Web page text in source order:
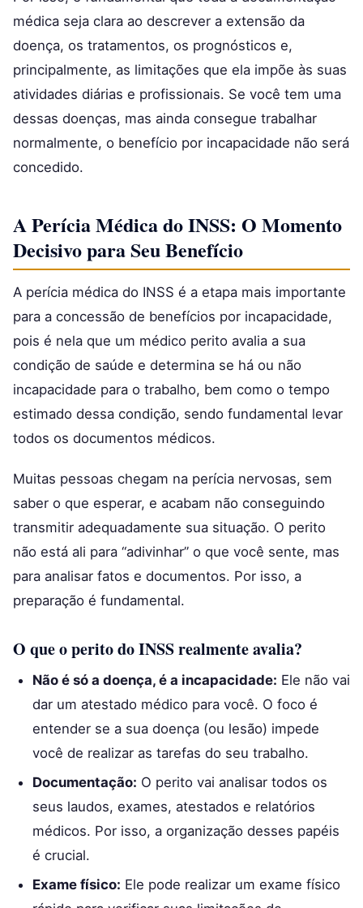
médica seja clara ao descrever a extensão da
doença, os tratamentos, os prognósticos e,
principalmente, as limitações que ela impõe às suas
atividades diárias e profissionais. Se você tem uma
dessas doenças, mas ainda consegue trabalhar
normalmente, o benefício por incapacidade não será
concedido.
A Perícia Médica do INSS: O Momento
Decisivo para Seu Benefício
A perícia médica do INSS é a etapa mais importante
para a concessão de benefícios por incapacidade,
pois é nela que um médico perito avalia a sua
condição de saúde e determina se há ou não
incapacidade para o trabalho, bem como o tempo
estimado dessa condição, sendo fundamental levar
todos os documentos médicos.
Muitas pessoas chegam na perícia nervosas, sem
saber o que esperar, e acabam não conseguindo
transmitir adequadamente sua situação. O perito
não está ali para “adivinhar” o que você sente, mas
para analisar fatos e documentos. Por isso, a
preparação é fundamental.
O que o perito do INSS realmente avalia?
Não é só a doença, é a incapacidade: Ele não vai
dar um atestado médico para você. O foco é
entender se a sua doença (ou lesão) impede
você de realizar as tarefas do seu trabalho.
Documentação: O perito vai analisar todos os
seus laudos, exames, atestados e relatórios
médicos. Por isso, a organização desses papéis
é crucial.
Exame físico: Ele pode realizar um exame físico